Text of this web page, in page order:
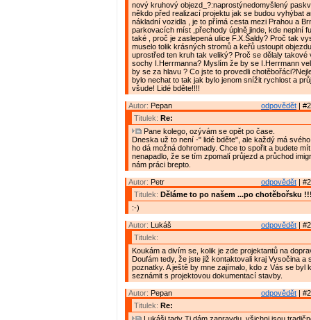
nový kruhový objezd_?:naprostýnedomyšlený
někdo před realizací projektu jak se budou vyhýbat
nákladní vozidla , je to přímá cesta mezi Prahou a
parkovacích míst ,přechody úplně jinde, kde neplní
také , proč je zaslepená ulice F.X.Šaldy? Proč tak
muselo tolik krásných stromů a keřů ustoupit
uprostřed ten kruh tak veliký? Proč se dělaly takové
sochy I.Herrmanna? Myslím že by se I.Herrmann
by se za hlavu ? Co jste to provedli
bylo nechat to tak jak bylo jenom snížit rychlost a
všude! Lidé bděte!!!!
odpovědět |
Autor: Pepan
Titulek: Re:
Pane kolego, ozývám se opět po čase.
Dneska už to není -" lidé bděte", ale každý má
ho dá možná dohromady. Chce to spořit a budete
nenapadlo, že se tím zpomalí průjezd a průchod
nám práci brepto.
odpovědět |
Autor: Petr
Titulek: Děláme to po našem ...po chotěbořsku
:-)
odpovědět |
Autor: Lukáš
Titulek:
Koukám a divím se, kolik je zde projektantů na
Doufám tedy, že jste již kontaktovali kraj Vysočina a
poznatky. A ještě by mne zajímalo, kdo z Vás se byl
seznámit s projektovou dokumentací stavby.
odpovědět |
Autor: Pepan
Titulek: Re: